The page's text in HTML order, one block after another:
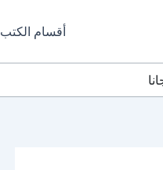
أقسام الكتب